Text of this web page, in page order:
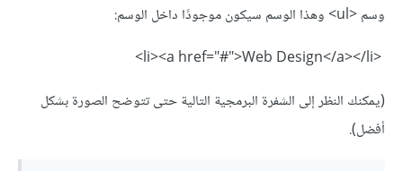
وسم <ul> وهذا الوسم سيكون موجودًا داخل الوسم:
<li><a href="#">Web Design</a></li>
(يمكنك النظر إلى الشفرة البرمجية التالية حتى تتوضح الصورة بشكل
أفضل).